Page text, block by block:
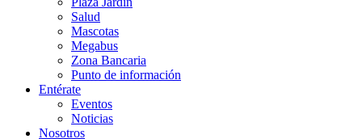
Salud
Mascotas
Megabus
Zona Bancaria
Punto de información
Entérate
Eventos
Noticias
Nosotros